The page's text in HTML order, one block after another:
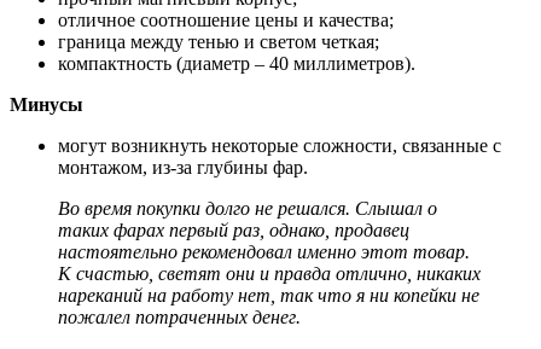
отличное соотношение цены и качества;
граница между тенью и светом четкая;
компактность (диаметр – 40 миллиметров).
Минусы
могут возникнуть некоторые сложности, связанные с
монтажом, из-за глубины фар.
Во время покупки долго не решался. Слышал о
таких фарах первый раз, однако, продавец
настоятельно рекомендовал именно этот товар.
К счастью, светят они и правда отлично, никаких
нареканий на работу нет, так что я ни копейки не
пожалел потраченных денег.